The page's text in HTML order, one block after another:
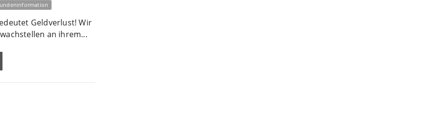
Geldverlust! Wir
an ihrem...